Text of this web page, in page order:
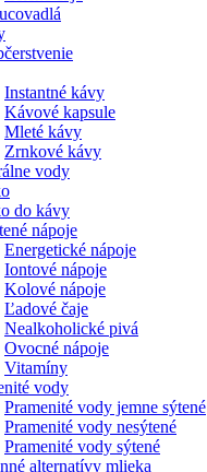
Instantné kávy
Kávové kapsule
Mleté kávy
Zrnkové kávy
vody
do kávy
nápoje
Energetické nápoje
Iontové nápoje
Kolové nápoje
Ľadové čaje
Nealkoholické pivá
Ovocné nápoje
Vitamíny
vody
Pramenité vody jemne sýtené
Pramenité vody nesýtené
Pramenité vody sýtené
alternatívy mlieka